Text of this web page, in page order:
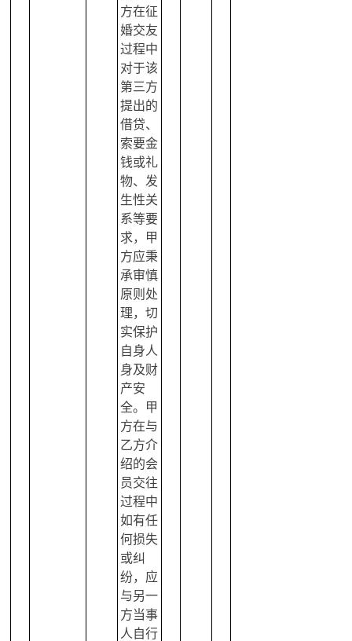
方在征
婚交友
过程中
对于该
第三方
提出的
借贷、
索要金
钱或礼
物、发
生性关
系等要
求，甲
方应秉
承审慎
原则处
理，切
实保护
自身人
身及财
产安
全。甲
方在与
乙方介
绍的会
员交往
过程中
如有任
何损失
或纠
纷，应
与另一
方当事
人自行